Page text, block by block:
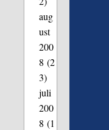
aug
ust
200
8 (2
3)
juli
200
8 (1